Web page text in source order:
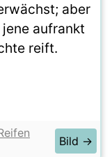
aber
aufrankt
reift.
Bild →